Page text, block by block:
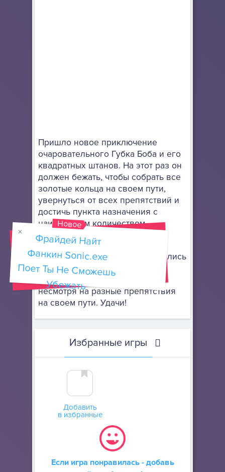
Пришло новое приключение
очаровательного Губка Боба и его
квадратных штанов. На этот раз он
должен бежать, чтобы собрать все
золотые кольца на своем пути,
увернуться от всех препятствий и
достичь пункта назначения с
наибольшим количеством
накопленных очков.
Бегайте так, будто вы превратились
в дикобраза Соника, который
должен продвигаться вперед,
несмотря на разные препятствия
на своем пути. Удачи!
Избранные игры
Добавить
в избранные
Если игра понравилась - добавь
Новое
Фрайдей Найт
Фанкин Sonic.exe
Поет Ты Не Сможешь
Убежать